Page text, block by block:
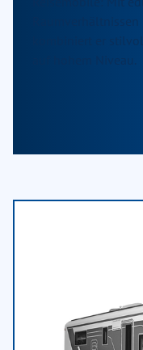
kombiniert er